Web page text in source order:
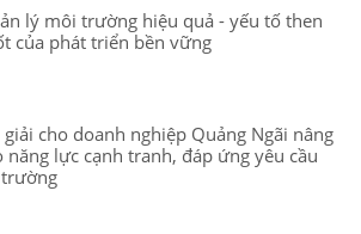
lý môi trường hiệu quả - yếu tố then
của phát triển bền vững
giải cho doanh nghiệp Quảng Ngãi nâng
năng lực cạnh tranh, đáp ứng yêu cầu